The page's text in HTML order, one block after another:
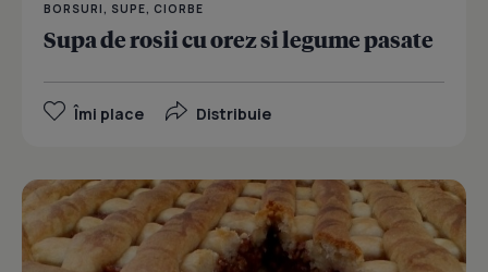
BORSURI, SUPE, CIORBE
Supa de rosii cu orez si legume pasate
Îmi place Distribuie